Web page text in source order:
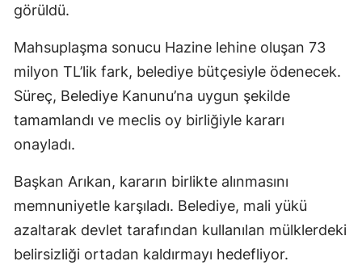
görüldü.
Mahsuplaşma sonucu Hazine lehine oluşan 73
milyon TL’lik fark, belediye bütçesiyle ödenecek.
Süreç, Belediye Kanunu’na uygun şekilde
tamamlandı ve meclis oy birliğiyle kararı
onayladı.
Başkan Arıkan, kararın birlikte alınmasını
memnuniyetle karşıladı. Belediye, mali yükü
azaltarak devlet tarafından kullanılan mülklerdeki
belirsizliği ortadan kaldırmayı hedefliyor.